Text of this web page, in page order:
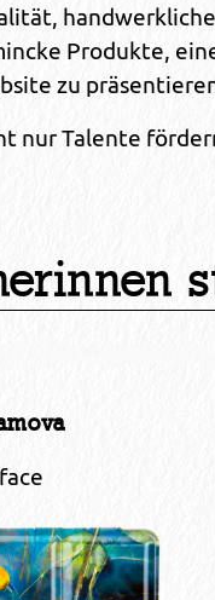
Produkte,
zu
nur Talente